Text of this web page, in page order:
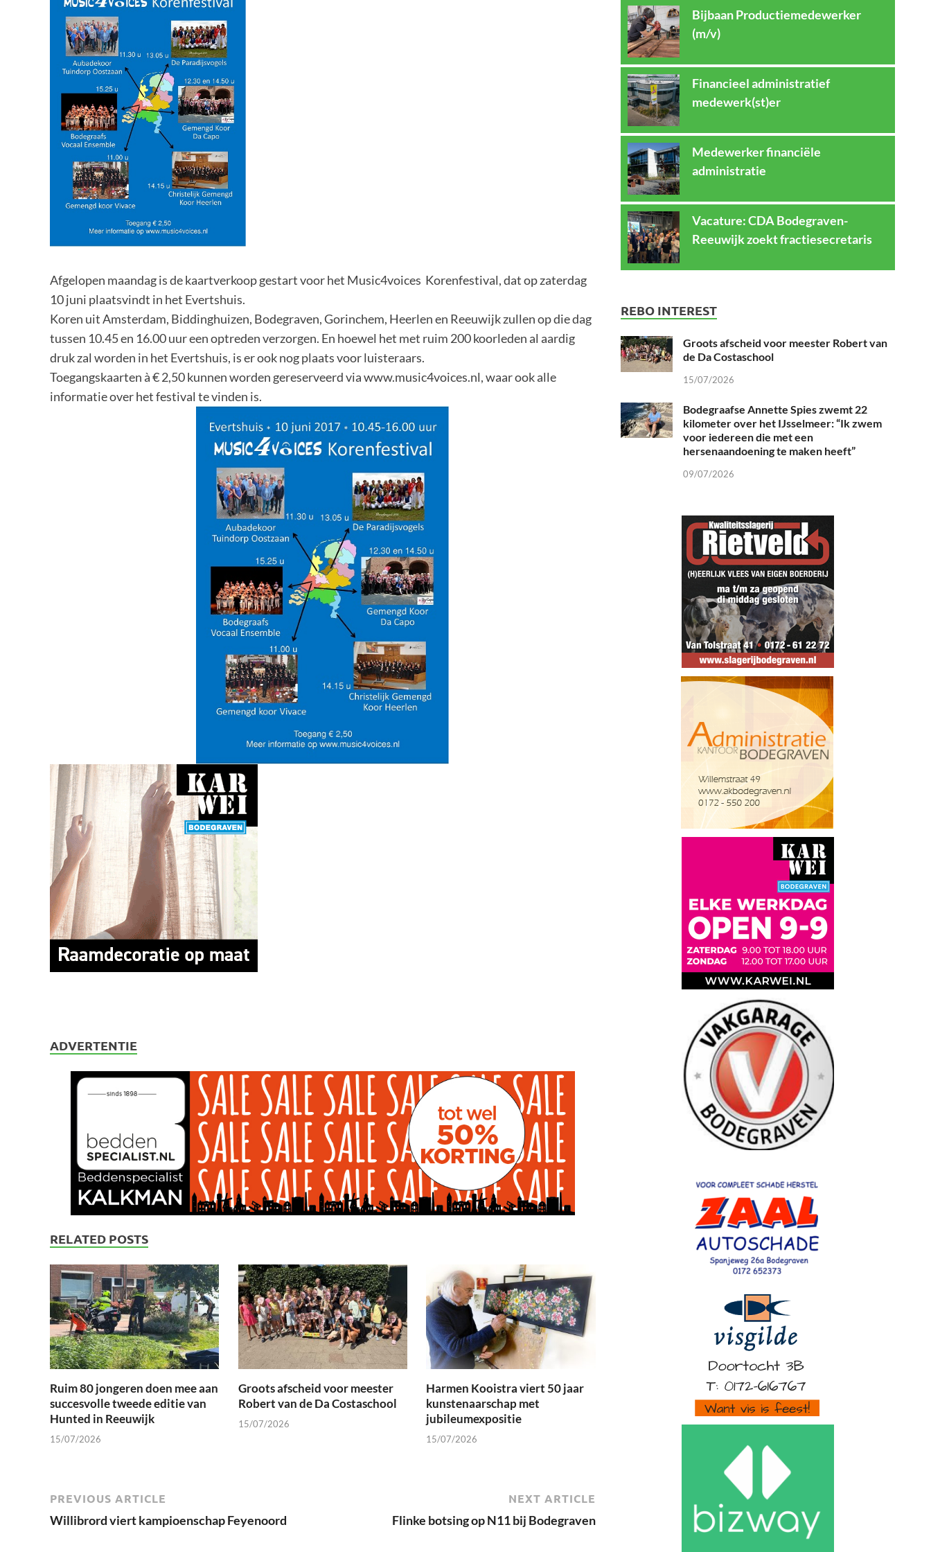
Afgelopen maandag is de kaartverkoop gestart voor het Music4voices Korenfestival, dat op zaterdag
10 juni plaatsvindt in het Evertshuis.
Koren uit Amsterdam, Biddinghuizen, Bodegraven, Gorinchem, Heerlen en Reeuwijk zullen op die dag
tussen 10.45 en 16.00 uur een optreden verzorgen. En hoewel het met ruim 200 koorleden al aardig
druk zal worden in het Evertshuis, is er ook nog plaats voor luisteraars.
Toegangskaarten à € 2,50 kunnen worden gereserveerd via www.music4voices.nl, waar ook alle
informatie over het festival te vinden is.
ADVERTENTIE
RELATED POSTS
Ruim 80 jongeren doen mee aan
succesvolle tweede editie van
Hunted in Reeuwijk
15/07/2026
Groots afscheid voor meester
Robert van de Da Costaschool
15/07/2026
Harmen Kooistra viert 50 jaar
kunstenaarschap met
jubileumexpositie
15/07/2026
PREVIOUS ARTICLE
Willibrord viert kampioenschap Feyenoord
NEXT ARTICLE
Flinke botsing op N11 bij Bodegraven
Bijbaan Productiemedewerker
(m/v)
Financieel administratief
medewerk(st)er
Medewerker financiële
administratie
Vacature: CDA Bodegraven-
Reeuwijk zoekt fractiesecretaris
REBO INTEREST
Groots afscheid voor meester Robert van
de Da Costaschool
15/07/2026
Bodegraafse Annette Spies zwemt 22
kilometer over het IJsselmeer: “Ik zwem
voor iedereen die met een
hersenaandoening te maken heeft”
09/07/2026